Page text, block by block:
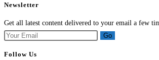
Newsletter
Get all latest content delivered to your email a few
Go
Follow Us